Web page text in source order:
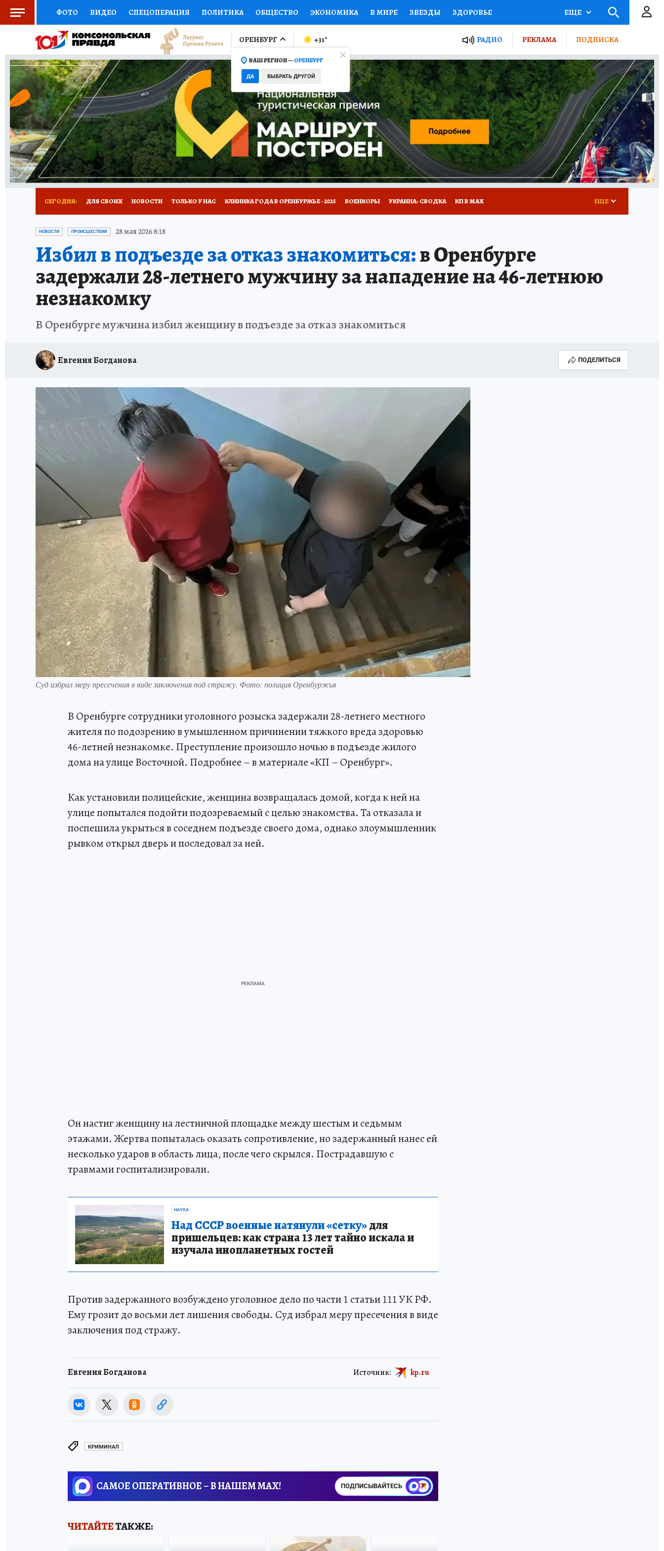
ФОТО ВИДЕО СПЕЦОПЕРАЦИЯ ПОЛИТИКА ОБЩЕСТВО ЭКОНОМИКА В МИРЕ ЗВЕЗДЫ ЗДОРОВЬЕ
СОЦПОДДЕРЖКА НАУКА СПОРТ КОЛУМНИСТЫ ПРОИСШЕСТВИЯ НАЦИОНАЛЬНЫЕ ПРОЕКТЫ РОССИИ
ВЫБОР ЭКСПЕРТОВ ДОКТОР ФИНАНСЫ ОТКРЫВАЕМ МИР Я ЗНАЮ СЕМЬЯ ЖЕНСКИЕ СЕКРЕТЫ ПУТЕВОДИТЕЛЬ
КНИЖНАЯ ПОЛКА ПРОГНОЗЫ НА СПОРТ ПРОМОКОДЫ СЕРИАЛЫ СПЕЦПРОЕКТЫ ДЕФИЦИТ ЖЕЛЕЗА ТУРИЗМ
ПРЕСС-ЦЕНТР НЕДВИЖИМОСТЬ ТЕЛЕВИЗОР КОЛЛЕКЦИИ КОНКУРСЫ РАБОТА У НАС ГИД ПОТРЕБИТЕЛЯ ВСЕ О КП
РАДИО КП РЕКЛАМА ТЕСТЫ НОВОЕ НА САЙТЕ
ЕЩЕ
ОРЕНБУРГ
ВАШ РЕГИОН —ОРЕНБУРГ
ДА ВЫБРАТЬ ДРУГОЙ
+31° РАДИО РЕКЛАМА ПОДПИСКА
СЕГОДНЯ: ДЛЯ СВОИХ НОВОСТИ ТОЛЬКО У НАС КЛИНИКА ГОДА В ОРЕНБУРЖЬЕ - 2025 ВОЕНКОРЫ УКРАИНА: СВОДКА КП В МАХ
СПОРТАКТИВ ОРЕНБУРЖЬЯ - 2025
ИСПЫТАНО НА СЕБЕ
ЕЩЕ
НОВОСТИ ПРОИСШЕСТВИЯ 28 мая 2026 8:18
Избил в подъезде за отказ знакомиться:в Оренбурге
задержали 28-летнего мужчину за нападение на 46-летнюю
незнакомку
В Оренбурге мужчина избил женщину в подъезде за отказ знакомиться
Евгения Богданова ПОДЕЛИТЬСЯ
Суд избрал меру пресечения в виде заключения под стражу. Фото: полиция Оренбуржья
В Оренбурге сотрудники уголовного розыска задержали 28-летнего местного
жителя по подозрению в умышленном причинении тяжкого вреда здоровью
46-летней незнакомке. Преступление произошло ночью в подъезде жилого
дома на улице Восточной. Подробнее – в материале «КП – Оренбург».
Как установили полицейские, женщина возвращалась домой, когда к ней на
улице попытался подойти подозреваемый с целью знакомства. Та отказала и
поспешила укрыться в соседнем подъезде своего дома, однако злоумышленник
рывком открыл дверь и последовал за ней.
Он настиг женщину на лестничной площадке между шестым и седьмым
этажами. Жертва попыталась оказать сопротивление, но задержанный нанес ей
несколько ударов в область лица, после чего скрылся. Пострадавшую с
травмами госпитализировали.
НАУКА
Над СССР военные натянули «сетку»для
пришельцев: как страна 13 лет тайно искала и
изучала инопланетных гостей
Против задержанного возбуждено уголовное дело по части 1 статьи 111 УК РФ.
Ему грозит до восьми лет лишения свободы. Суд избрал меру пресечения в виде
заключения под стражу.
Евгения Богданова Источник: kp.ru
КРИМИНАЛ
САМОЕ ОПЕРАТИВНОЕ – В НАШЕМ MAX! ПОДПИСЫВАЙТЕСЬ
ЧИТАЙТЕТАКЖЕ: